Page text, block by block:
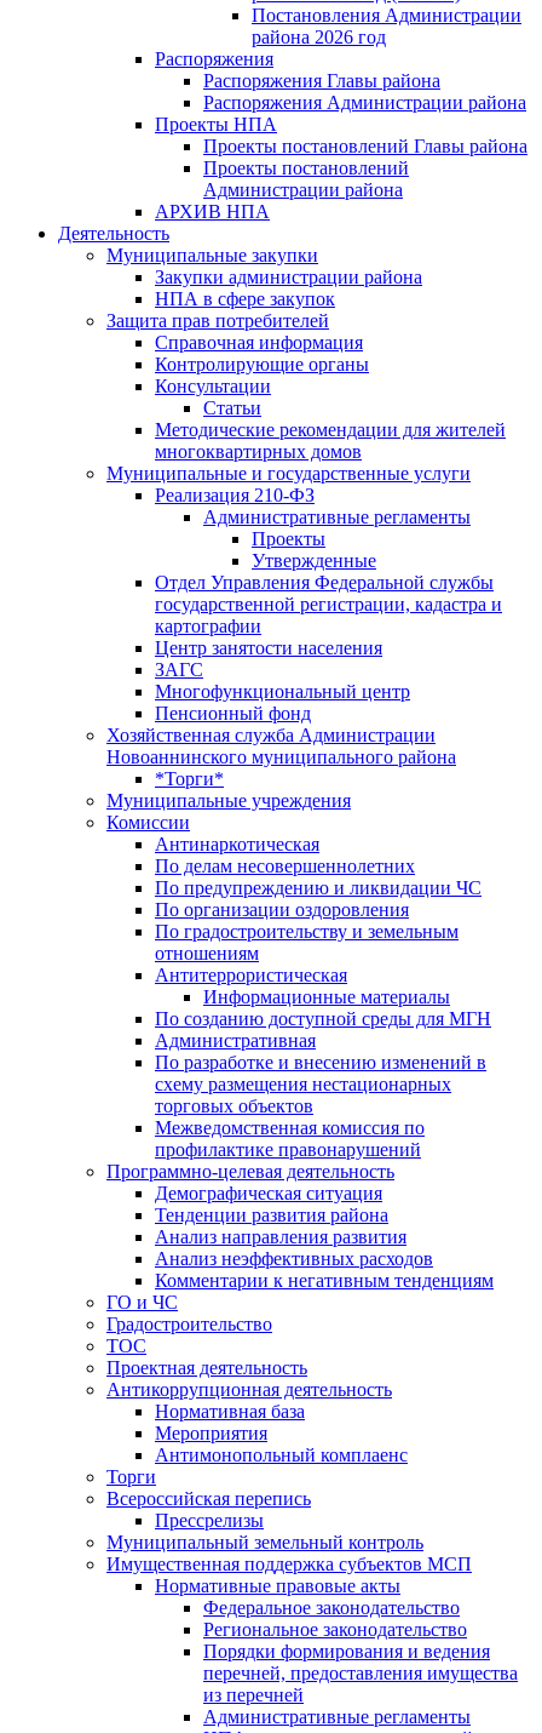
Постановления Администрации
района 2026 год
Распоряжения
Распоряжения Главы района
Распоряжения Администрации района
Проекты НПА
Проекты постановлений Главы района
Проекты постановлений
Администрации района
АРХИВ НПА
Деятельность
Муниципальные закупки
Закупки администрации района
НПА в сфере закупок
Защита прав потребителей
Справочная информация
Контролирующие органы
Консультации
Статьи
Методические рекомендации для жителей
многоквартирных домов
Муниципальные и государственные услуги
Реализация 210-ФЗ
Административные регламенты
Проекты
Утвержденные
Отдел Управления Федеральной службы
государственной регистрации, кадастра и
картографии
Центр занятоcти населения
ЗАГС
Многофункциональный центр
Пенсионный фонд
Хозяйственная служба Администрации
Новоаннинского муниципального района
*Торги*
Муниципальные учреждения
Комиссии
Антинаркотическая
По делам несовершеннолетних
По предупреждению и ликвидации ЧС
По организации оздоровления
По градостроительству и земельным
отношениям
Антитеррористическая
Информационные материалы
По созданию доступной среды для МГН
Административная
По разработке и внесению изменений в
схему размещения нестационарных
торговых объектов
Межведомственная комиссия по
профилактике правонарушений
Программно-целевая деятельность
Демографическая ситуация
Тенденции развития района
Анализ направления развития
Анализ неэффективных расходов
Комментарии к негативным тенденциям
ГО и ЧС
Градостроительство
ТОС
Проектная деятельность
Антикоррупционная деятельность
Нормативная база
Мероприятия
Антимонопольный комплаенс
Торги
Всероссийская перепись
Прессрелизы
Муниципальный земельный контроль
Имущественная поддержка субъектов МСП
Нормативные правовые акты
Федеральное законодательство
Региональное законодательство
Порядки формирования и ведения
перечней, предоставления имущества
из перечней
Административные регламенты